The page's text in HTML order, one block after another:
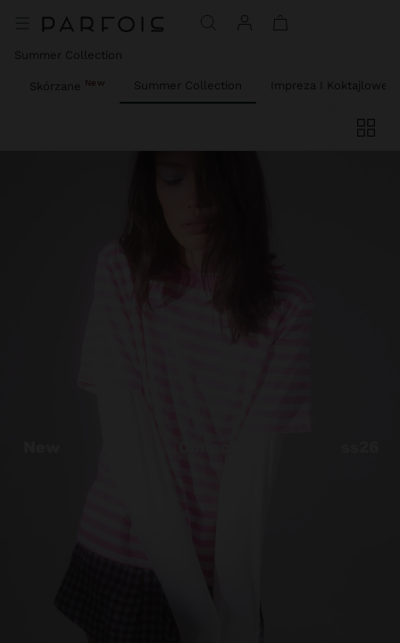
Summer Collection
Skórzane New Summer Collection Impreza I Koktajlowe